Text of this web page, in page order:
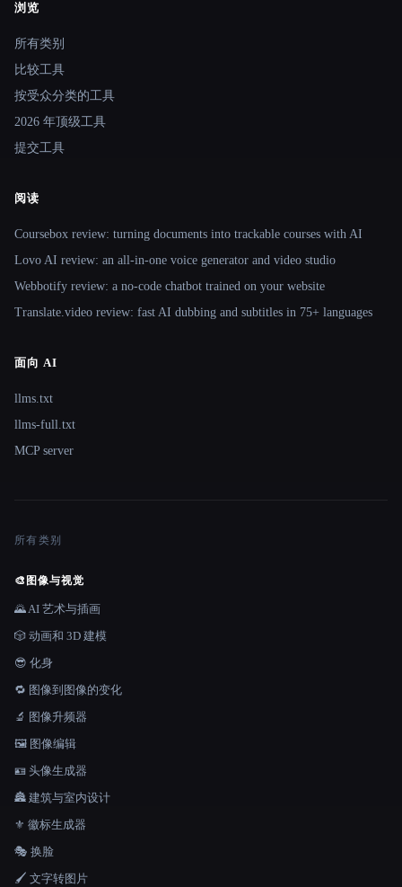
Site navigation
浏览
所有类别
比较工具
按受众分类的工具
2026 年顶级工具
提交工具
阅读
Coursebox review: turning documents into trackable courses with AI
Lovo AI review: an all-in-one voice generator and video studio
Webbotify review: a no-code chatbot trained on your website
Translate.video review: fast AI dubbing and subtitles in 75+ languages
面向 AI
llms.txt
llms-full.txt
MCP server
所有类别
🎨 图像与视觉
🌄 AI 艺术与插画
🎲 动画和 3D 建模
😎 化身
🔁 图像到图像的变化
🔬 图像升频器
🖼️ 图像编辑
🪪 头像生成器
🏯 建筑与室内设计
⚜️ 徽标生成器
🎭 换脸
🖌️ 文字转图片